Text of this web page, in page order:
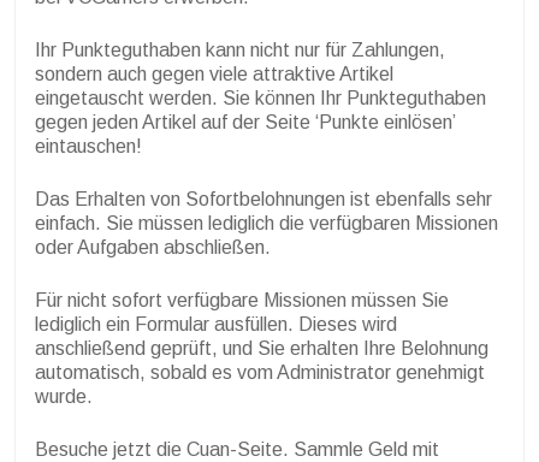
Ihr Punkteguthaben kann nicht nur für Zahlungen,
sondern auch gegen viele attraktive Artikel
eingetauscht werden. Sie können Ihr Punkteguthaben
gegen jeden Artikel auf der Seite ‘Punkte einlösen’
eintauschen!
Das Erhalten von Sofortbelohnungen ist ebenfalls sehr
einfach. Sie müssen lediglich die verfügbaren Missionen
oder Aufgaben abschließen.
Für nicht sofort verfügbare Missionen müssen Sie
lediglich ein Formular ausfüllen. Dieses wird
anschließend geprüft, und Sie erhalten Ihre Belohnung
automatisch, sobald es vom Administrator genehmigt
wurde.
Besuche jetzt die Cuan-Seite. Sammle Geld mit